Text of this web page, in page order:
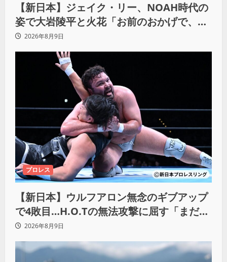
【新日本】ジェイク・リー、NOAH時代の
姿で大岩陵平と火花「お前のおかげで、忘
れてたもの思い出したわ」
2026年8月9日
プロレス
【新日本】ウルフアロン無念のギブアップ
で4敗目…H.O.Tの無法攻撃に屈す「まだま
だ俺自身の力はこんなもんだなって」
2026年8月9日